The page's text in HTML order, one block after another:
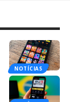
NOTÍCIAS